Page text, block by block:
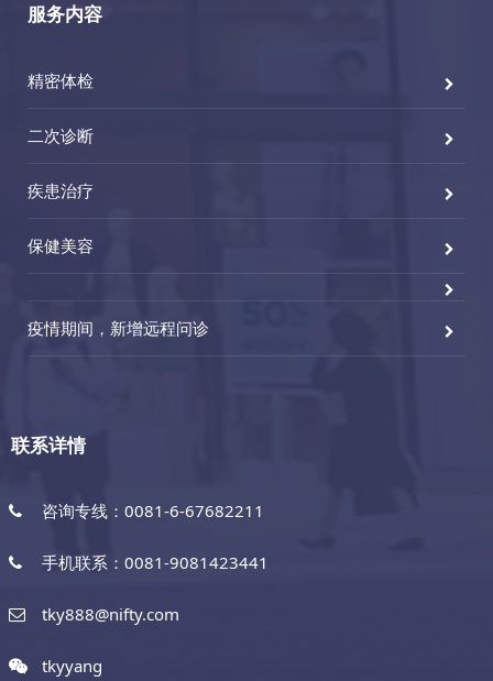
服务内容
精密体检
二次诊断
疾患治疗
保健美容
疫情期间，新增远程问诊
联系详情
咨询专线：0081-6-67682211
手机联系：0081-9081423441
tky888@nifty.com
tkyyang